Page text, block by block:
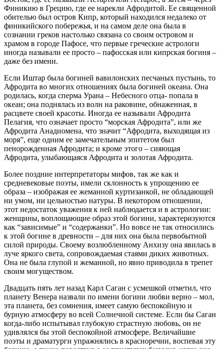
Финикию в Грецию, где ее нарекли Афродитой. Ее священной
обителью был остров Кипр, который находился недалеко от
финикийского побережья, и на самом деле она была в
сознании греков настолько связана со своим островом и
храмом в городе Пафосе, что первые греческие астрологи
иногда называли ее просто – пафосская или кипрская богиня –
даже без имени.
Если Иштар была богиней вавилонских песчаных пустынь, то
Афродита во многих отношениях была богиней океана. Она
родилась, когда сперма Урана – Небесного отца- попала в
океан; она поднялась из волн на раковине, обнаженная, в
расцвете своей красоты. Иногда ее называли Афродита
Пелагия, что означает просто “морская Афродита”, или же
Афродита Анадиомена, что значит “Афродита, выходящая из
моря”, еще одним ее замечательным эпитетом был
пенорожденная Афродита; и кроме этого – сияющая
Афродита, улыбающаяся Афродита и золотая Афродита.
Более поздние интерпретаторы мифов, так же как и
средневековые поэты, имели склонность к упрощению ее
образа – изображая ее жеманной куртизанкой, не обладающей
ни умом, ни цельностью натуры. В некотором отношении,
этот недостаток уважения к ней наблюдается и в астрологии:
женщины, воплощающие образ этой богини, характеризуются
как “зависимые” и “содержанки”. Но вовсе не так относились
к этой богине в древности – для них она была первобытной
силой природы. Своему возлюбленному Анхизу она явилась в
луче яркого света, сопровождаемая стаями диких животных.
Она не была глупой и жеманной, но явно приводила в трепет
своим могуществом.
Двадцать пять лет назад Карл Саган с усмешкой отметил, что
планету Венера назвали по имени богини любви верно – мол,
эта планета, без сомнения, имеет самую беспокойную и
бурную атмосферу во всей Солнечной системе. Если бы Саган
когда-либо испытывал глубокую страстную любовь, он не
удивлялся бы этой беспокойной атмосфере. Величайшие
поэты и драматурги упражнялись в красноречии, воспевая эту